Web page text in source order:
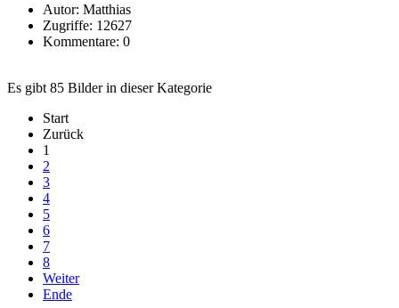
Autor: Matthias
Zugriffe: 12627
Kommentare: 0
Es gibt 85 Bilder in dieser Kategorie
Start
Zurück
1
2
3
4
5
6
7
8
Weiter
Ende